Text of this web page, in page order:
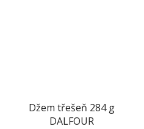
Džem třešeň 284 g
DALFOUR